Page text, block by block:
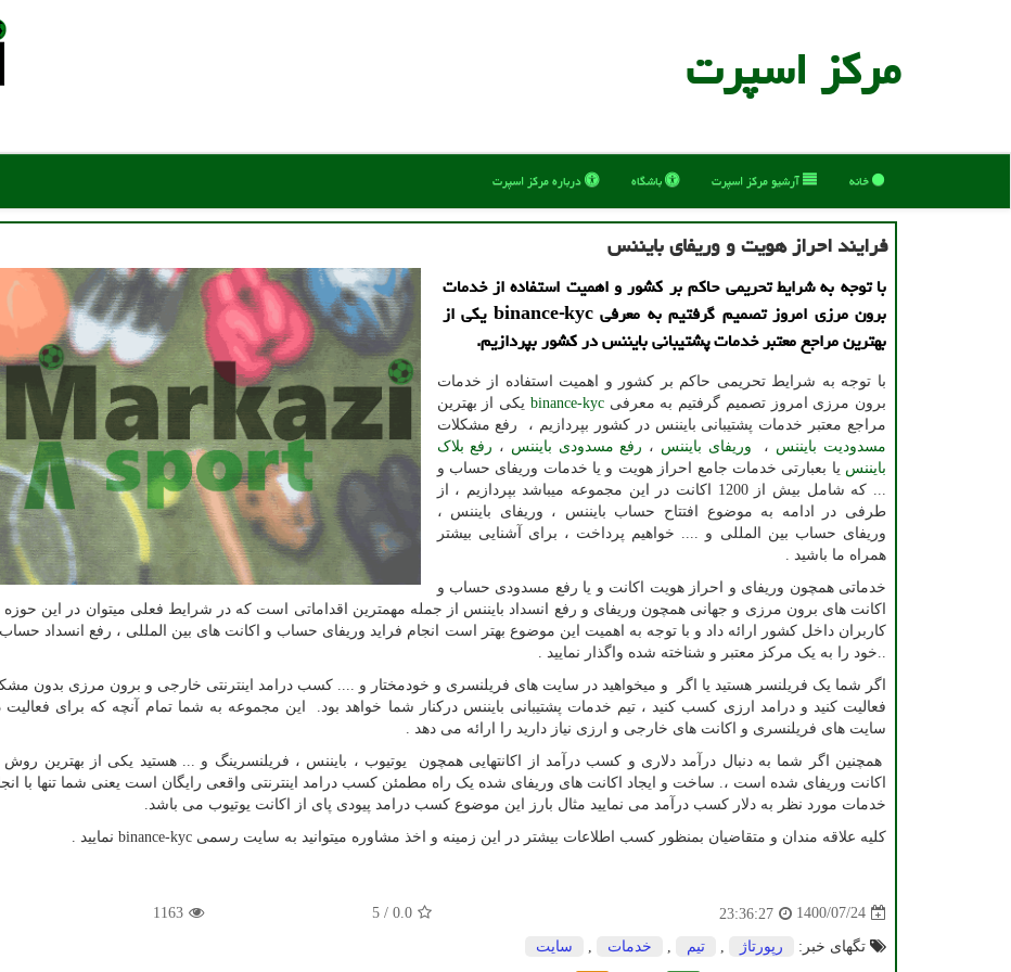
مركز اسپرت
خانه آرشیو مركز اسپرت باشگاه درباره مركز اسپرت
فرایند احراز هویت و وریفای بایننس
با توجه به شرایط تحریمی حاکم بر کشور و اهمیت استفاده از خدمات
برون مرزی امروز تصمیم گرفتیم به معرفی binance-kyc یکی از
بهترین مراجع معتبر خدمات پشتیبانی بایننس در کشور بپردازیم.
با توجه به شرایط تحریمی حاکم بر کشور و اهمیت استفاده از خدمات
برون مرزی امروز تصمیم گرفتیم به معرفیbinance-kyc یکی از بهترین
مراجع معتبر خدمات پشتیبانی بایننس در کشور بپردازیم ، رفع مشکلات
مسدودیت بایننس ، وریفای بایننس ، رفع مسدودی بایننس ، رفع بلاک
بایننس یا بعبارتی خدمات جامع احراز هویت و یا خدمات وریفای حساب و
... که شامل بیش از 1200 اکانت در این مجموعه میباشد بپردازیم ، از
طرفی در ادامه به موضوع افتتاح حساب بایننس ، وریفای بایننس ،
وریفای حساب بین المللی و .... خواهیم پرداخت ، برای آشنایی بیشتر
همراه ما باشید .
خدماتی همچون وریفای و احراز هویت اکانت و یا رفع مسدودی حساب و
اکانت های برون مرزی و جهانی همچون وریفای و رفع انسداد بایننس از جمله مهمترین اقداماتی است که در شرایط فعلی میتوان در این حوزه
کاربران داخل کشور ارائه داد و با توجه به اهمیت این موضوع بهتر است انجام فراید وریفای حساب و اکانت های بین المللی ، رفع انسداد
..خود را به یک مرکز معتبر و شناخته شده واگذار نمایید .
اگر شما یک فریلنسر هستید یا اگر و میخواهید در سایت های فریلنسری و خودمختار و .... کسب درامد اینترنتی خارجی و برون مرزی بدون
فعالیت کنید و درامد ارزی کسب کنید ، تیم خدمات پشتیبانی بایننس درکنار شما خواهد بود. این مجموعه به شما تمام آنچه که برای فعالیت
سایت های فریلنسری و اکانت های خارجی و ارزی نیاز دارید را ارائه می دهد .
همچنین اگر شما به دنبال درآمد دلاری و کسب درآمد از اکانتهایی همچون یوتیوب ، بایننس ، فریلنسرینگ و ... هستید یکی از بهترین روش
اکانت وریفای شده است ،. ساخت و ایجاد اکانت های وریفای شده یک راه مطمئن کسب درامد اینترنتی واقعی رایگان است یعنی شما تنها با
خدمات مورد نظر به دلار کسب درآمد می نمایید مثال بارز این موضوع کسب درامد پیودی پای از اکانت یوتیوب می باشد.
کلیه علاقه مندان و متقاضیان بمنظور کسب اطلاعات بیشتر در این زمینه و اخذ مشاوره میتوانید به سایت رسمی binance-kyc نمایید .
1400/07/24
23:36:27
0.0
/
5
1163
تگهای خبر: رپورتاژ تیم خدمات سایت